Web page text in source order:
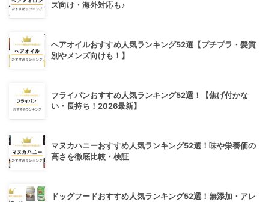
ズ向け・海外対応も♪
ヘアオイルおすすめ人気ランキング52選【プチプラ・髪質
別やメンズ向けも！】
フライパンおすすめ人気ランキング52選！【焦げ付かな
い・長持ち！2026最新】
マヌカハニーおすすめ人気ランキング52選！味や栄養価の
高さを徹底比較・検証
ドッグフードおすすめ人気ランキング52選！無添加・アレ